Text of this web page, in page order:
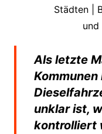
Städten |
und
Als letzte
unklar ist,
kontrolliert